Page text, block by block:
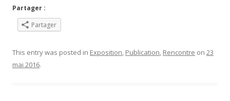
Partager :
Partager
This entry was posted in Exposition, Publication, Rencontre on 23
mai 2016.